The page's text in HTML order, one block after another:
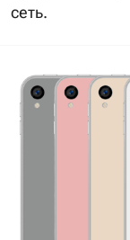
сеть.